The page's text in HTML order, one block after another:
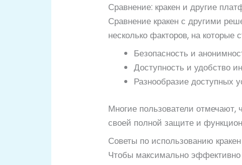
Сравнение: кракен и другие
Сравнение кракен с другими
несколько факторов, на которые
Безопасность и
Доступность и удобство
Разнообразие доступных
Многие пользователи отмечают,
своей полной защите и
Советы по использованию
Чтобы максимально эффективно